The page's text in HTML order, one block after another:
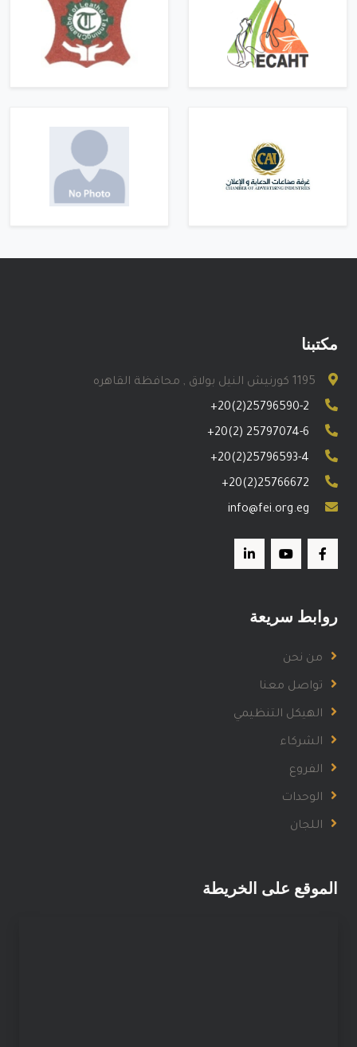
مكتبنا
1195 كورنيش النيل بولاق , محافظة القاهره
+20(2)25796590-2
+20(2) 25797074-6
+20(2)25796593-4
+20(2)25766672
info@fei.org.eg
روابط سريعة
من نحن
تواصل معنا
الهيكل التنظيمي
الشركاء
الفروع
الوحدات
اللجان
الموقع على الخريطة